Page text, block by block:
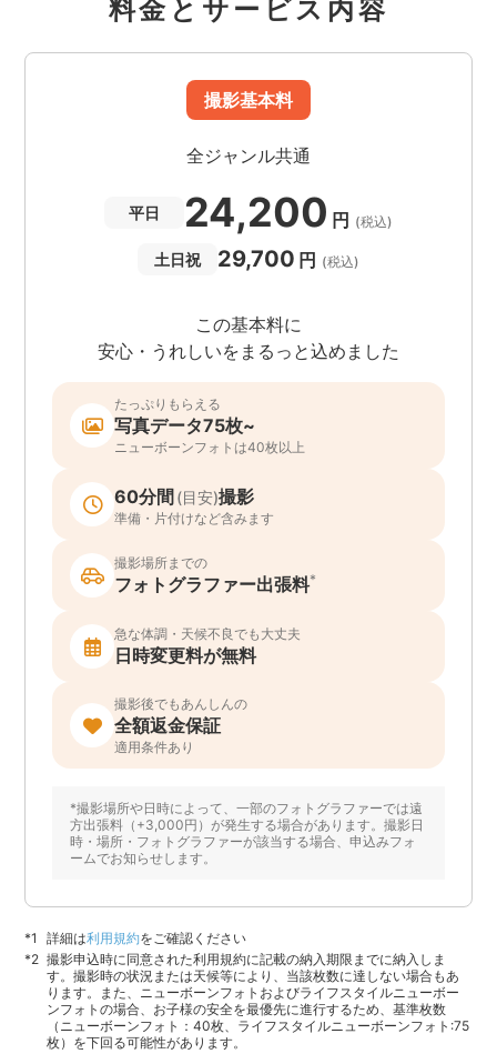
料金とサービス内容
撮影基本料
全ジャンル共通
平日 24,200 円 (税込)
土日祝 29,700 円 (税込)
この基本料に
安心・うれしいをまるっと込めました
たっぷりもらえる
写真データ75枚~
ニューボーンフォトは40枚以上
60分間(目安)撮影
準備・片付けなど含みます
撮影場所までの
フォトグラファー出張料*
急な体調・天候不良でも大丈夫
日時変更料が無料
撮影後でもあんしんの
全額返金保証
適用条件あり
*撮影場所や日時によって、一部のフォトグラファーでは遠
方出張料（+3,000円）が発生する場合があります。撮影日
時・場所・フォトグラファーが該当する場合、申込みフォ
ームでお知らせします。
詳細は利用規約をご確認ください
撮影申込時に同意された利用規約に記載の納入期限までに納入しま
す。撮影時の状況または天候等により、当該枚数に達しない場合もあ
ります。また、ニューボーンフォトおよびライフスタイルニューボー
ンフォトの場合、お子様の安全を最優先に進行するため、基準枚数
（ニューボーンフォト：40枚、ライフスタイルニューボーンフォト:75
枚）を下回る可能性があります。